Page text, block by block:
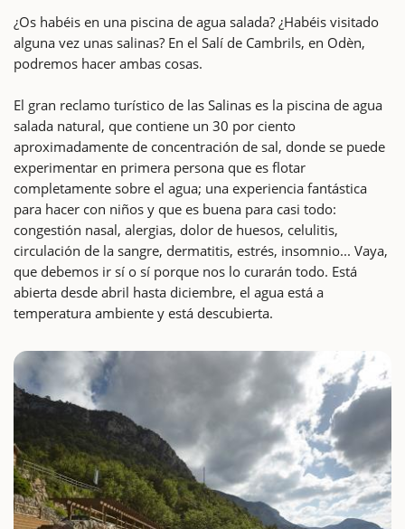
¿Os habéis en una piscina de agua salada? ¿Habéis visitado
alguna vez unas salinas? En el Salí de Cambrils, en Odèn,
podremos hacer ambas cosas.
El gran reclamo turístico de las Salinas es la piscina de agua
salada natural, que contiene un 30 por ciento
aproximadamente de concentración de sal, donde se puede
experimentar en primera persona que es flotar
completamente sobre el agua; una experiencia fantástica
para hacer con niños y que es buena para casi todo:
congestión nasal, alergias, dolor de huesos, celulitis,
circulación de la sangre, dermatitis, estrés, insomnio... Vaya,
que debemos ir sí o sí porque nos lo curarán todo. Está
abierta desde abril hasta diciembre, el agua está a
temperatura ambiente y está descubierta.